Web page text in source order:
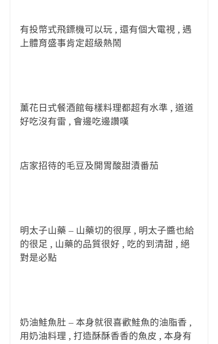
有投幣式飛鏢機可以玩 , 還有個大電視 , 遇
上體育盛事肯定超級熱鬧
薰花日式餐酒館每樣料理都超有水準 , 道道
好吃沒有雷 , 會邊吃邊讚嘆
店家招待的毛豆及開胃酸甜漬番茄
明太子山藥 – 山藥切的很厚 , 明太子醬也給
的很足 , 山藥的品質很好 , 吃的到清甜 , 絕
對是必點
奶油鮭魚肚 – 本身就很喜歡鮭魚的油脂香 ,
用奶油料理 , 打造酥酥香香的魚皮 , 本身有